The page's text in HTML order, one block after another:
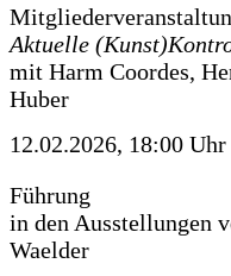
Aktuelle
mit Harm Coordes,
Huber
12.02.2026, 18:00 Uhr
Führung
in den Ausstellungen
Waelder